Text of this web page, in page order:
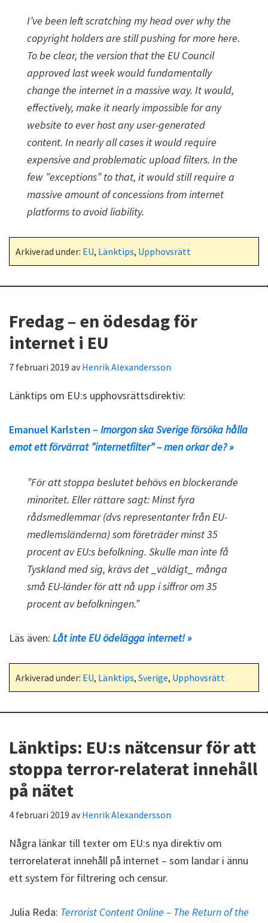
I’ve been left scratching my head over why the
copyright holders are still pushing for more here.
To be clear, the version that the EU Council
approved last week would fundamentally
change the internet in a massive way. It would,
effectively, make it nearly impossible for any
website to ever host any user-generated
content. In nearly all cases it would require
expensive and problematic upload filters. In the
few ”exceptions” to that, it would still require a
massive amount of concessions from internet
platforms to avoid liability.
Arkiverad under: EU, Länktips, Upphovsrätt
Fredag – en ödesdag för
internet i EU
7 februari 2019 avHenrik Alexandersson
Länktips om EU:s upphovsrättsdirektiv:
Emanuel Karlsten – Imorgon ska Sverige försöka hålla
emot ett förvärrat ”internetfilter” – men orkar de? »
”För att stoppa beslutet behövs en blockerande
minoritet. Eller rättare sagt: Minst fyra
rådsmedlemmar (dvs representanter från EU-
medlemsländerna) som företräder minst 35
procent av EU:s befolkning. Skulle man inte få
Tyskland med sig, krävs det _väldigt_ många
små EU-länder för att nå upp i siffror om 35
procent av befolkningen.”
Läs även: Låt inte EU ödelägga internet! »
Arkiverad under: EU, Länktips, Sverige, Upphovsrätt
Länktips: EU:s nätcensur för att
stoppa terror-relaterat innehåll
på nätet
4 februari 2019 avHenrik Alexandersson
Några länkar till texter om EU:s nya direktiv om
terrorelaterat innehåll på internet – som landar i ännu
ett system för filtrering och censur.
Julia Reda: Terrorist Content Online – The Return of the